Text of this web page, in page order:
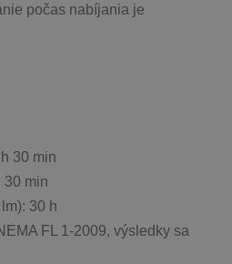
počas nabíjania je
30 min
30 min
30 h
FL 1-2009, výsledky sa